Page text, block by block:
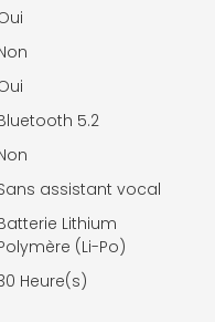
5.2
assistant vocal
Lithium
(Li-Po)
Heure(s)